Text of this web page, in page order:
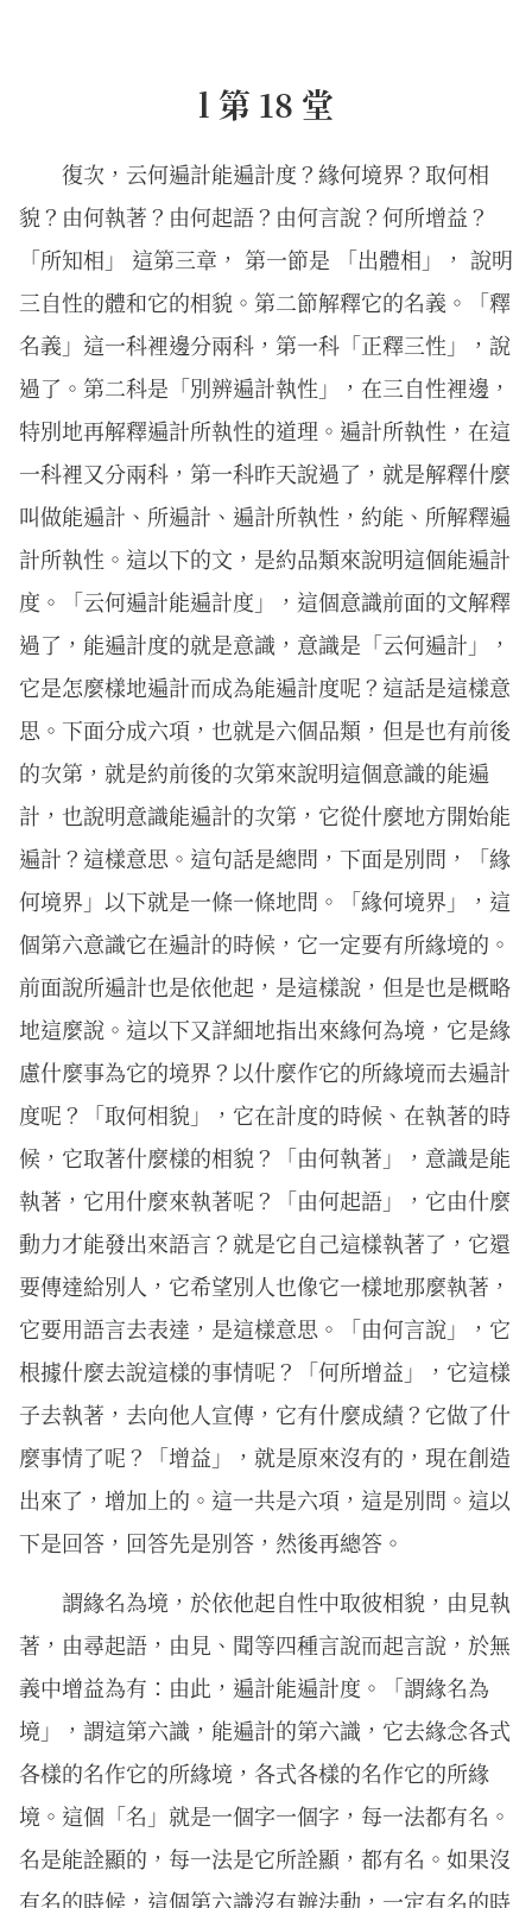
l 第 18 堂
復次，云何遍計能遍計度？緣何境界？取何相
貌？由何執著？由何起語？由何言說？何所增益？
「所知相」 這第三章， 第一節是 「出體相」， 說明
三自性的體和它的相貌。第二節解釋它的名義。「釋
名義」這一科裡邊分兩科，第一科「正釋三性」，說
過了。第二科是「別辨遍計執性」，在三自性裡邊，
特別地再解釋遍計所執性的道理。遍計所執性，在這
一科裡又分兩科，第一科昨天說過了，就是解釋什麼
叫做能遍計、所遍計、遍計所執性，約能、所解釋遍
計所執性。這以下的文，是約品類來說明這個能遍計
度。「云何遍計能遍計度」，這個意識前面的文解釋
過了，能遍計度的就是意識，意識是「云何遍計」，
它是怎麼樣地遍計而成為能遍計度呢？這話是這樣意
思。下面分成六項，也就是六個品類，但是也有前後
的次第，就是約前後的次第來說明這個意識的能遍
計，也說明意識能遍計的次第，它從什麼地方開始能
遍計？這樣意思。這句話是總問，下面是別問，「緣
何境界」以下就是一條一條地問。「緣何境界」，這
個第六意識它在遍計的時候，它一定要有所緣境的。
前面說所遍計也是依他起，是這樣說，但是也是概略
地這麼說。這以下又詳細地指出來緣何為境，它是緣
慮什麼事為它的境界？以什麼作它的所緣境而去遍計
度呢？「取何相貌」，它在計度的時候、在執著的時
候，它取著什麼樣的相貌？「由何執著」，意識是能
執著，它用什麼來執著呢？「由何起語」，它由什麼
動力才能發出來語言？就是它自己這樣執著了，它還
要傳達給別人，它希望別人也像它一樣地那麼執著，
它要用語言去表達，是這樣意思。「由何言說」，它
根據什麼去說這樣的事情呢？「何所增益」，它這樣
子去執著，去向他人宣傳，它有什麼成績？它做了什
麼事情了呢？「增益」，就是原來沒有的，現在創造
出來了，增加上的。這一共是六項，這是別問。這以
下是回答，回答先是別答，然後再總答。
謂緣名為境，於依他起自性中取彼相貌，由見執
著，由尋起語，由見、聞等四種言說而起言說，於無
義中增益為有：由此，遍計能遍計度。「謂緣名為
境」，謂這第六識，能遍計的第六識，它去緣念各式
各樣的名作它的所緣境，各式各樣的名作它的所緣
境。這個「名」就是一個字一個字，每一法都有名。
名是能詮顯的，每一法是它所詮顯，都有名。如果沒
有名的時候，這個第六識沒有辦法動，一定有名的時